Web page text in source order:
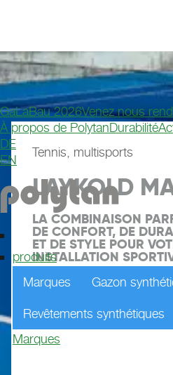
GaLaBau 2026Venez nous
À propos de PolytanDurabilité
DE
EN
produits
Marques
Gazon
Revêtements synthétiques
Marques
Tennis, multisports
LAYKOLD
LA COMBINAISON
DE CONFORT, DE
ET DE STYLE POUR
INSTALLATION
Demander un échantillon